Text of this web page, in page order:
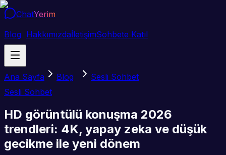
ChatYerim
Blog HakkımızdaİletişimSohbete Katıl
Ana Sayfa Blog
Sesli Sohbet
Sesli Sohbet
HD görüntülü konuşma 2026
trendleri: 4K, yapay zeka ve düşük
gecikme ile yeni dönem